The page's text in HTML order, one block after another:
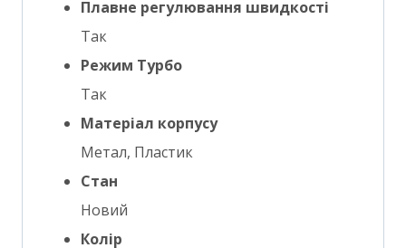
Плавне регулювання швидкості
Так
Режим Турбо
Так
Матеріал корпусу
Метал, Пластик
Стан
Новий
Колір